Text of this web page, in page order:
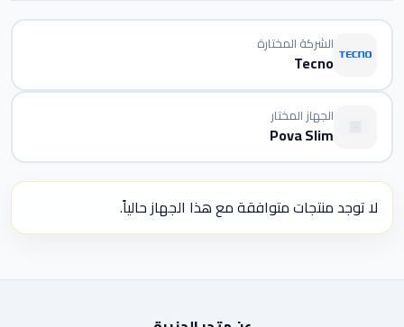
الشركة المختارة
Tecno
الجهاز المختار
Pova Slim
لا توجد منتجات متوافقة مع هذا الجهاز حالياً.